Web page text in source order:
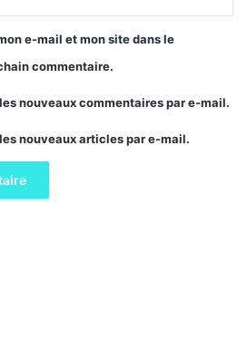
e-mail et mon site dans le
commentaire.
nouveaux commentaires par e-mail.
nouveaux articles par e-mail.